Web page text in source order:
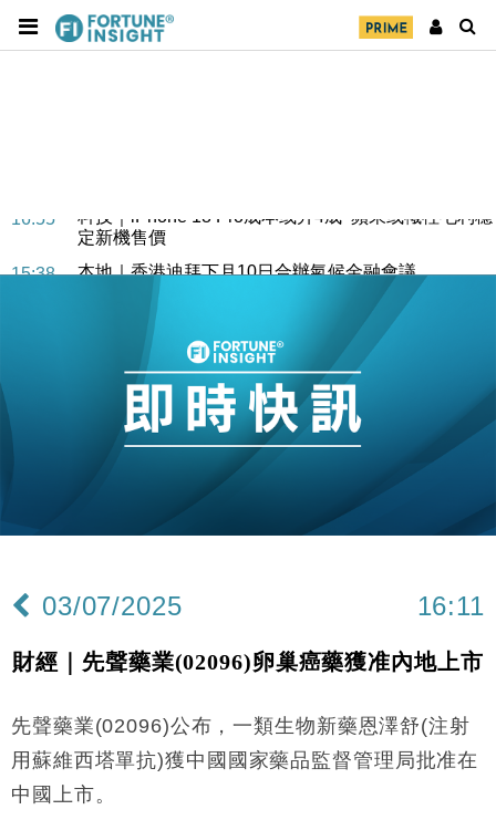
定新機售價
財經｜大摩削老鋪黃金目標價至505元 惟維持「增
本地｜華嫂冰室太子店涉提供失實資料 遭禁申請輸入
勞工一年
中國｜強颱風「白海豚」殘渦北上 上海取消逾900班
財經｜華僑銀行上半年淨利創新高 中期息增15%至
17:33
財經｜滙豐上調香港今年GDP預測至4.5% 看好貿易
損失近6900萬元
16:55
科技｜iPhone 18 Pro成本或升4成 蘋果或犧牲毛利穩
定新機售價
15:38
本地｜香港迪拜下月10日合辦氣候金融會議
03/07/2025 16:11
財經｜先聲藥業(02096)卵巢癌藥獲准內地上市
先聲藥業(02096)公布，一類生物新藥恩澤舒(注射
用蘇維西塔單抗)獲中國國家藥品監督管理局批准在
中國上市。